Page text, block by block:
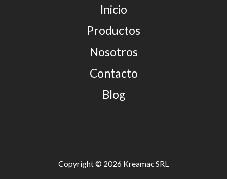
Inicio
Productos
Nosotros
Contacto
Blog
Copyright © 2026 Kreamac SRL